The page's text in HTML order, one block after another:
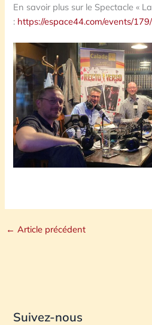
En savoir plus sur le Spectacle «
: https://espace44.com/events/179/
← Article précédent
Suivez-nous